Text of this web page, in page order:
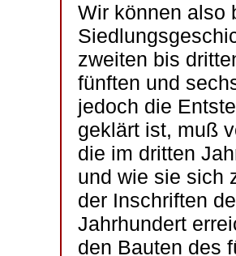
Wir können also
zweiten bis
fünften und
jedoch die
geklärt ist, muß
die im dritten
und wie sie sich
der Inschriften
Jahrhundert
den Bauten des